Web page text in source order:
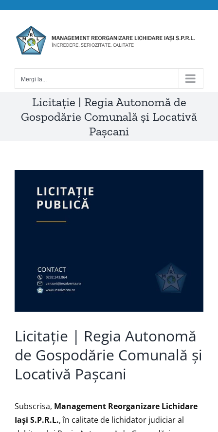
content
Mergi la...
Licitație | Regia Autonomă de
Gospodărie Comunală și Locativă
Paşcani
Larger
Licitație | Regia Autonomă
de Gospodărie Comunală și
Locativă Paşcani
Subscrisa, Management Reorganizare Lichidare
Iaşi S.P.R.L., în calitate de lichidator judiciar al